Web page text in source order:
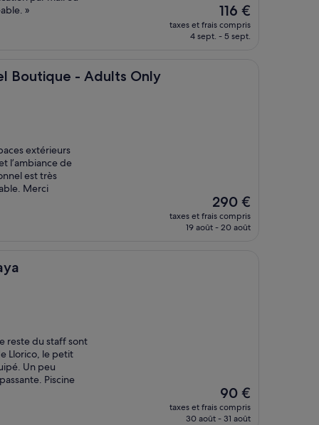
»
Le
nouveau
prix
116 €
taxes et frais compris
4 sept. - 5 sept.
Boutique - Adults Only
- Adults Only
extérieurs
l’ambiance de
est très
Merci
Le
nouveau
prix
290 €
taxes et frais compris
19 août - 20 août
reste du staff sont
Llorico, le petit
Un peu
Piscine
Le
nouveau
prix
90 €
taxes et frais compris
30 août - 31 août